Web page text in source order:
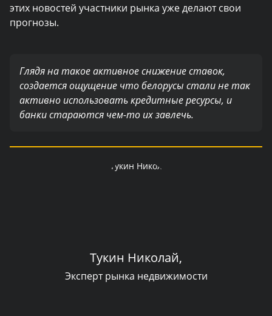
этих новостей участники рынка уже делают свои
прогнозы.
Тукин Николай,
Эксперт рынка недвижимости
Глядя на такое активное снижение ставок,
создается ощущение что белорусы стали не так
активно использовать кредитные ресурсы, и
банки стараются чем-то их завлечь.